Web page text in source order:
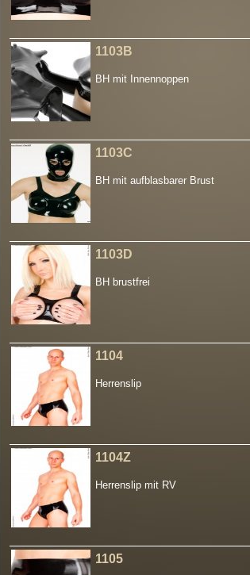
1103B
BH mit Innennoppen
1103C
BH mit aufblasbarer Brust
1103D
BH brustfrei
1104
Herrenslip
1104Z
Herrenslip mit RV
1105